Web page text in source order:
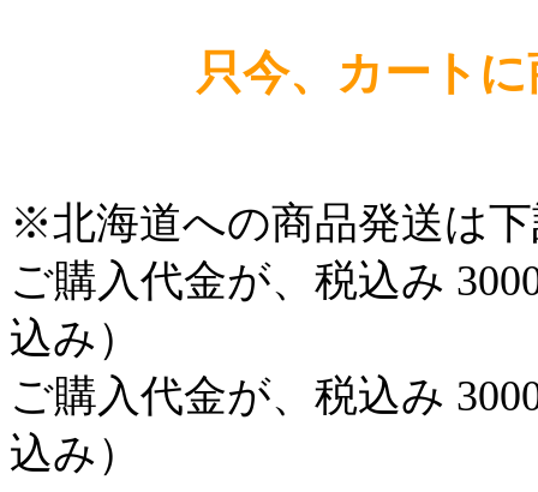
只今、カート
※北海道への商品発送は
ご購入代金が、税込み
込み）
ご購入代金が、税込み
込み）